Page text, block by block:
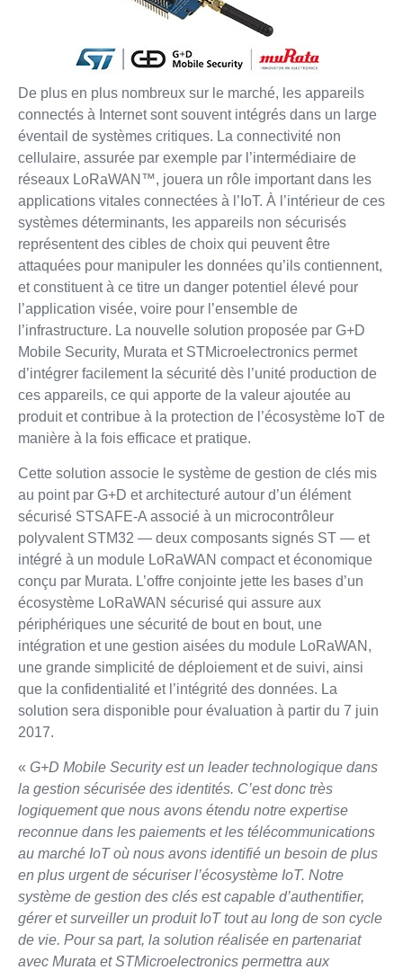
De plus en plus nombreux sur le marché, les appareils
connectés à Internet sont souvent intégrés dans un large
éventail de systèmes critiques. La connectivité non
cellulaire, assurée par exemple par l’intermédiaire de
réseaux LoRaWAN™, jouera un rôle important dans les
applications vitales connectées à l’IoT. À l’intérieur de ces
systèmes déterminants, les appareils non sécurisés
représentent des cibles de choix qui peuvent être
attaquées pour manipuler les données qu’ils contiennent,
et constituent à ce titre un danger potentiel élevé pour
l’application visée, voire pour l’ensemble de
l’infrastructure. La nouvelle solution proposée par G+D
Mobile Security, Murata et STMicroelectronics permet
d’intégrer facilement la sécurité dès l’unité production de
ces appareils, ce qui apporte de la valeur ajoutée au
produit et contribue à la protection de l’écosystème IoT de
manière à la fois efficace et pratique.
Cette solution associe le système de gestion de clés mis
au point par G+D et architecturé autour d’un élément
sécurisé STSAFE-A associé à un microcontrôleur
polyvalent STM32 — deux composants signés ST — et
intégré à un module LoRaWAN compact et économique
conçu par Murata. L’offre conjointe jette les bases d’un
écosystème LoRaWAN sécurisé qui assure aux
périphériques une sécurité de bout en bout, une
intégration et une gestion aisées du module LoRaWAN,
une grande simplicité de déploiement et de suivi, ainsi
que la confidentialité et l’intégrité des données. La
solution sera disponible pour évaluation à partir du 7 juin
2017.
« G+D Mobile Security est un leader technologique dans
la gestion sécurisée des identités. C’est donc très
logiquement que nous avons étendu notre expertise
reconnue dans les paiements et les télécommunications
au marché IoT où nous avons identifié un besoin de plus
en plus urgent de sécuriser l’écosystème IoT. Notre
système de gestion des clés est capable d’authentifier,
gérer et surveiller un produit IoT tout au long de son cycle
de vie. Pour sa part, la solution réalisée en partenariat
avec Murata et STMicroelectronics permettra aux